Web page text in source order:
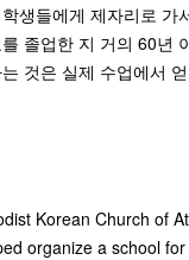
생들에게 제자리로 가
졸업한 지 거의 60년
것은 실제 수업에서
Korean Church of
organize a school